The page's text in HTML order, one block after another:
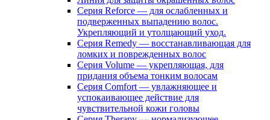
Серия Reforce — для ослабленных и
подверженных выпадению волос.
Укрепляющий и утолщающий уход.
Серия Remedy — восстанавливающая для
ломких и поврежденных волос
Серия Volume — укрепляющая, для
придания объема тонким волосам
Серия Comfort — увлажняющее и
успокаивающее действие для
чувствительной кожи головы